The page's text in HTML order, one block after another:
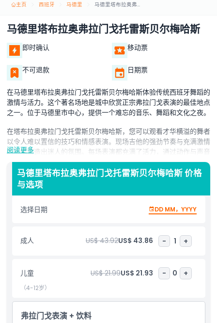
主页 西班牙 马德里 马德里塔布拉奥弗拉门戈托雷斯贝尔梅哈斯
马德里塔布拉奥弗拉门戈托雷斯贝尔梅哈斯
即时确认 移动票
不可退款 日期票
在马德里塔布拉奥弗拉门戈托雷斯贝尔梅哈斯体验传统西班牙舞蹈的
激情与活力。这个著名场地是城中欣赏正宗弗拉门戈表演的最佳地点
之一。位于马德里市中心，提供一个难忘的音乐、舞蹈和文化之夜。
在塔布拉奥弗拉门戈托雷斯贝尔梅哈斯，您可以观看才华横溢的舞者
以令人难以置信的技巧和情感表演。现场吉他的强劲节奏与充满激情
的歌唱营造出迷人的氛围。每场表演都充满了活力，通过动作与声音
讲述一个故事。场地内部美丽，灵感源自格拉纳达的阿尔罕布拉宫，
增添了魔幻体验。
客人可选择搭配美味的西班牙晚餐欣赏表演。传统菜肴如小吃拼盘、
品，都有各种选择适合每种偏好。美食与现场弗拉门戈的结合，是马
塔布拉奥弗拉门戈托雷斯贝尔梅哈斯是任何想体验西班牙灵魂的必访
之地。无论您是舞蹈爱好者还是仅想参与独特文化活动，此弗拉门戈
力之中。
亮点
阅读更多
马德里塔布拉奥弗拉门戈托雷斯贝尔梅哈斯 价格
与选项
选择日期 DD MM，YYYY
成人 US$ 43.92US$ 43.86 - 1 +
儿童 US$ 21.99US$ 21.93 - 0 +
（4-12岁）
弗拉门戈表演 + 饮料